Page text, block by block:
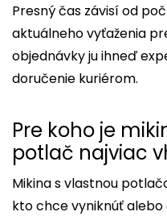
Presný čas závisí od
aktuálneho vyťaženia
objednávky ju ihneď
doručenie kuriérom.
Pre koho je
potlač najviac
Mikina s vlastnou
kto chce vyniknúť